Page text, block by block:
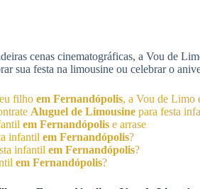
cenas cinematográficas, a Vou de
sua festa na limousine ou celebrar o
filho em Fernandópolis, a Vou de Limo
Aluguel de Limousine para festa
em Fernandópolis e arrase
infantil em Fernandópolis?
infantil em Fernandópolis?
em Fernandópolis?